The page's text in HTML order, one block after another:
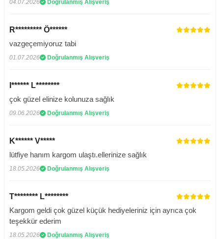
04.07.2026 Doğrulanmış Alışveriş
R********* Ö******
vazgeçemiyoruz tabi
01.07.2026 Doğrulanmış Alışveriş
I****** L********
çok güzel elinize kolunuza sağlık
09.06.2026 Doğrulanmış Alışveriş
K****** V*****
lütfiye hanım kargom ulaştı.ellerinize sağlık
18.05.2026 Doğrulanmış Alışveriş
T******** L********
Kargom geldi çok güzel küçük hediyeleriniz için ayrıca çok
teşekkür ederim
18.05.2026 Doğrulanmış Alışveriş